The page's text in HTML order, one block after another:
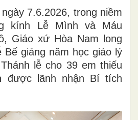
7.6.2026, trong niềm
kính Lễ Mình và Máu
Giáo xứ Hòa Nam long
giảng năm học giáo lý
lễ cho 39 em thiếu
được lãnh nhận Bí tích